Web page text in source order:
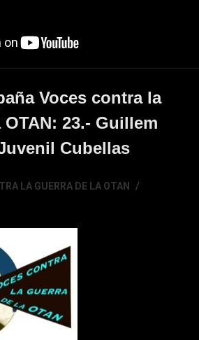
Voces contra la
23.- Guillem
Cubellas
LA GUERRA DE LA OTAN